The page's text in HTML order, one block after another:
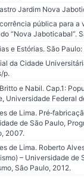
Jardim Nova
pública para
“Nova Jaboticabal”.
e Estórias. São
da Cidade
p.
e Nabil. Cap.1:
Universidade Federal
de Lima.
de São Paulo,
2007.
de Lima. Roberto
– Universidade
São Paulo, 2012.